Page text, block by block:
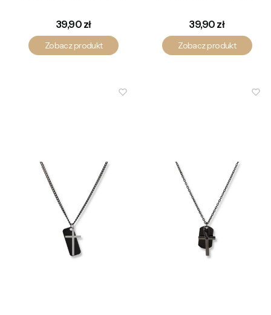
Cena
39,90 zł
Zobacz produkt
Cena
39,90 zł
Zobacz produkt